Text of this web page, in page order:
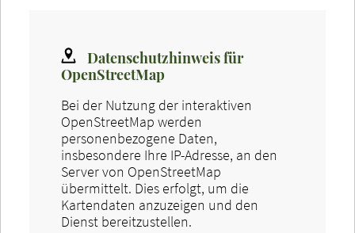
Datenschutzhinweis für
OpenStreetMap
Bei der Nutzung der interaktiven
OpenStreetMap werden
personenbezogene Daten,
insbesondere Ihre IP-Adresse, an den
Server von OpenStreetMap
übermittelt. Dies erfolgt, um die
Kartendaten anzuzeigen und den
Dienst bereitzustellen.